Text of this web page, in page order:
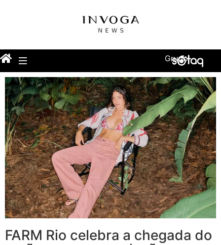
Grupo
FARM Rio celebra a chegada do